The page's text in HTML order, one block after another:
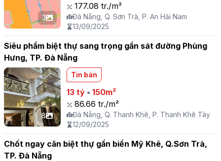
3
177.08 tr./m²
Đà Nẵng, Q. Sơn Trà, P. An Hải Nam
13/09/2025
Siêu phẩm biệt thự sang trọng gần sát đường Phùng
Hưng, TP. Đà Nẵng
8
Tin bán
13 tỷ• 150m²
86.66 tr./m²
Đà Nẵng, Q. Thanh Khê, P. Thanh Khê Tây
12/09/2025
Chốt ngay căn biệt thự gần biển Mỹ Khê, Q.Sơn Trà,
TP. Đà Nẵng